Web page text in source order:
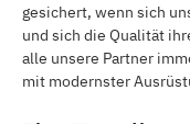
gesichert, wenn sich
und sich die Qualität
alle unsere Partner
mit modernster